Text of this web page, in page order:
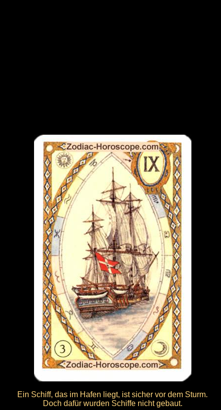
Ein Schiff, das im Hafen liegt, ist sicher vor dem Sturm.
Doch dafür wurden Schiffe nicht gebaut.